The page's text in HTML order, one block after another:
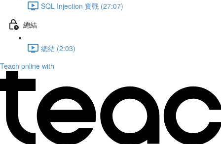
SQL Injection 實戰 (27:07)
總結
總結 (2:03)
Teach online with